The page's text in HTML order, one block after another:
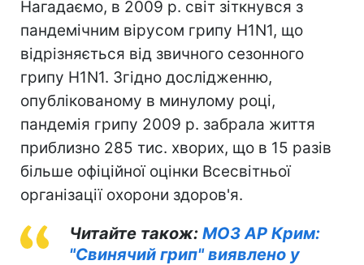
Нагадаємо, в 2009 р. світ зіткнувся з
пандемічним вірусом грипу H1N1, що
відрізняється від звичного сезонного
грипу H1N1. Згідно дослідженню,
опублікованому в минулому році,
пандемія грипу 2009 р. забрала життя
приблизно 285 тис. хворих, що в 15 разів
більше офіційної оцінки Всесвітньої
організації охорони здоров'я.
Читайте також: МОЗ АР Крим:
"Свинячий грип" виявлено у